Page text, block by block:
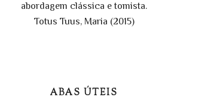
abordagem clássica e tomista.
Totus Tuus, Maria (2015)
ABAS ÚTEIS